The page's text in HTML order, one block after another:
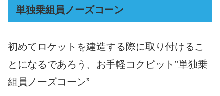
単独乗組員ノーズコーン
初めてロケットを建造する際に取り付けるこ
とになるであろう、お手軽コクピット”単独乗
組員ノーズコーン”